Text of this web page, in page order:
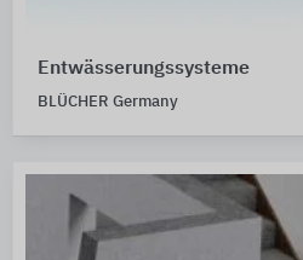
Entwässerungssysteme
BLÜCHER Germany